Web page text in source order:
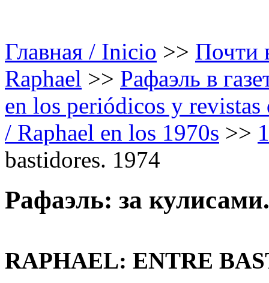
Главная / Inicio >> Почти
Raphael >> Рафаэль в
en los periódicos y
/ Raphael en los 1970s >>
bastidores. 1974
Рафаэль: за
RAPHAEL: ENTRE